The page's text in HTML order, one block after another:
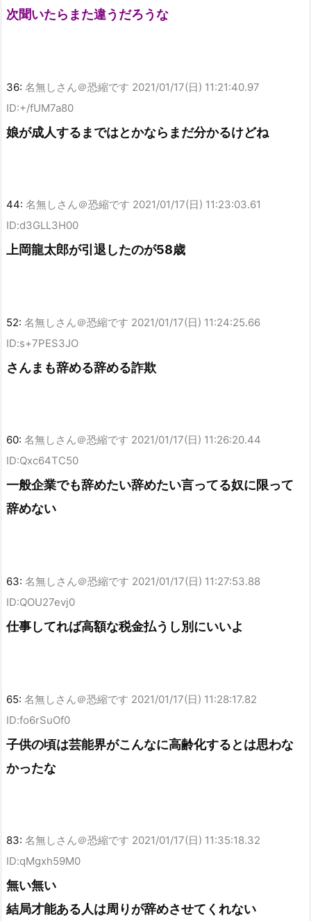
次聞いたらまた違うだろうな
36: 名無しさん＠恐縮です 2021/01/17(日) 11:21:40.97
ID:+/fUM7a80
娘が成人するまではとかならまだ分かるけどね
44: 名無しさん＠恐縮です 2021/01/17(日) 11:23:03.61
ID:d3GLL3H00
上岡龍太郎が引退したのが58歳
52: 名無しさん＠恐縮です 2021/01/17(日) 11:24:25.66
ID:s+7PES3JO
さんまも辞める辞める詐欺
60: 名無しさん＠恐縮です 2021/01/17(日) 11:26:20.44
ID:Qxc64TC50
一般企業でも辞めたい辞めたい言ってる奴に限って
辞めない
63: 名無しさん＠恐縮です 2021/01/17(日) 11:27:53.88
ID:QOU27evj0
仕事してれば高額な税金払うし別にいいよ
65: 名無しさん＠恐縮です 2021/01/17(日) 11:28:17.82
ID:fo6rSuOf0
子供の頃は芸能界がこんなに高齢化するとは思わな
かったな
83: 名無しさん＠恐縮です 2021/01/17(日) 11:35:18.32
ID:qMgxh59M0
無い無い
結局才能ある人は周りが辞めさせてくれない